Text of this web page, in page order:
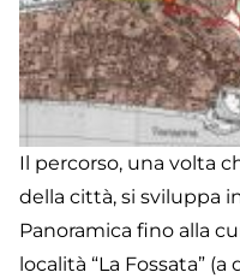
Il percorso, una volta
della città, si sviluppa
Panoramica fino alla
località “La Fossata”